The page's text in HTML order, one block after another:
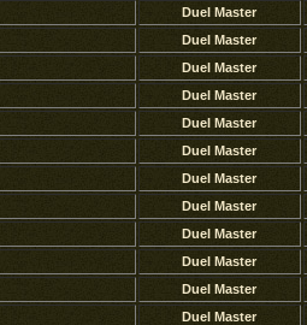
Duel Master
Duel Master
Duel Master
Duel Master
Duel Master
Duel Master
Duel Master
Duel Master
Duel Master
Duel Master
Duel Master
Duel Master